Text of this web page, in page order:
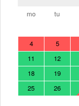
mo
tu
4
5
11
12
18
19
25
26